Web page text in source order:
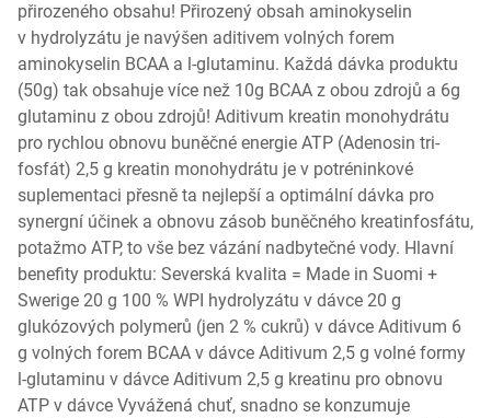
přirozeného obsahu! Přirozený obsah aminokyselin
v hydrolyzátu je navýšen aditivem volných forem
aminokyselin BCAA a l-glutaminu. Každá dávka produktu
(50g) tak obsahuje více než 10g BCAA z obou zdrojů a 6g
glutaminu z obou zdrojů! Aditivum kreatin monohydrátu
pro rychlou obnovu buněčné energie ATP (Adenosin tri-
fosfát) 2,5 g kreatin monohydrátu je v potréninkové
suplementaci přesně ta nejlepší a optimální dávka pro
synergní účinek a obnovu zásob buněčného kreatinfosfátu,
potažmo ATP, to vše bez vázání nadbytečné vody. Hlavní
benefity produktu: Severská kvalita = Made in Suomi +
Swerige 20 g 100 % WPI hydrolyzátu v dávce 20 g
glukózových polymerů (jen 2 % cukrů) v dávce Aditivum 6
g volných forem BCAA v dávce Aditivum 2,5 g volné formy
l-glutaminu v dávce Aditivum 2,5 g kreatinu pro obnovu
ATP v dávce Vyvážená chuť, snadno se konzumuje